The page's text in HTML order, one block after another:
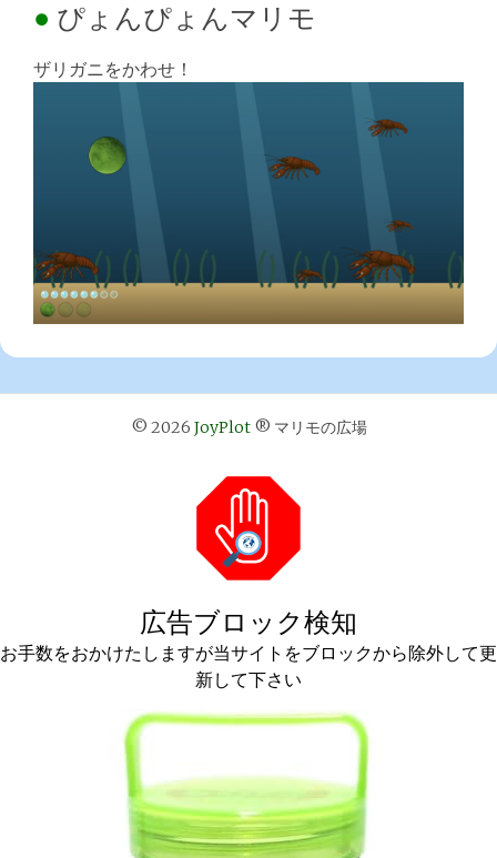
ぴょんぴょんマリモ
ザリガニをかわせ！
© 2026 JoyPlot® マリモの広場
広告ブロック検知
お手数をおかけたしますが当サイトをブロックから除外して更
新して下さい